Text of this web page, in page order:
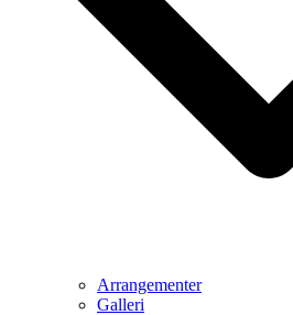
Arrangementer
Galleri